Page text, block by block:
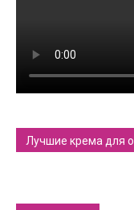
Лучшие крема для